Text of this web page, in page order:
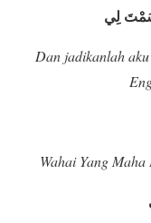
لِي
Dan jadikanlah
Wahai Yang Maha